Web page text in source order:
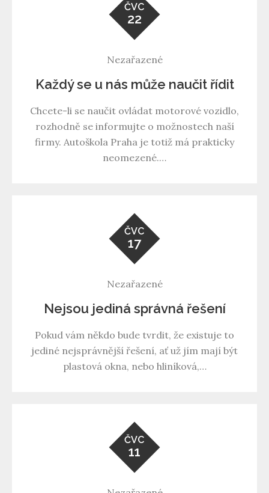
ČVC
22
Nezařazené
Každý se u nás může naučit řídit
Chcete-li se naučit ovládat motorové vozidlo,
rozhodně se informujte o možnostech naší
firmy. Autoškola Praha je totiž má prakticky
neomezené.…
ČVC
17
Nezařazené
Nejsou jediná správná řešení
Pokud vám někdo bude tvrdit, že existuje to
jediné nejsprávnější řešení, ať už jím mají být
plastová okna, nebo hliníková,…
ČVC
11